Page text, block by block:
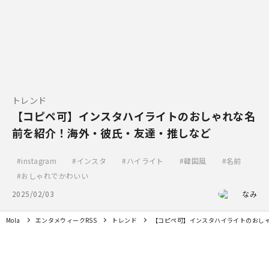
トレンド
【コピペ可】インスタハイライトのおしゃれな名
前を紹介！海外・彼氏・友達・推しなど
instagram インスタ ハイライト 韓国風
名前
おしゃれでかわいい
2025/02/03
なみ
Mola エンタメウィークRSS トレンド 【コピペ可】インスタハイライトのお